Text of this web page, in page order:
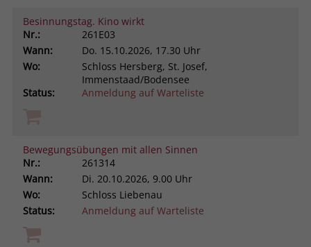
Besinnungstag. Kino wirkt
Nr.:
261E03
Wann:
Do. 15.10.2026, 17.30 Uhr
Wo:
Schloss Hersberg, St. Josef,
Immenstaad/Bodensee
Status:
Anmeldung auf Warteliste
Bewegungsübungen mit allen Sinnen
Nr.:
261314
Wann:
Di. 20.10.2026, 9.00 Uhr
Wo:
Schloss Liebenau
Status:
Anmeldung auf Warteliste